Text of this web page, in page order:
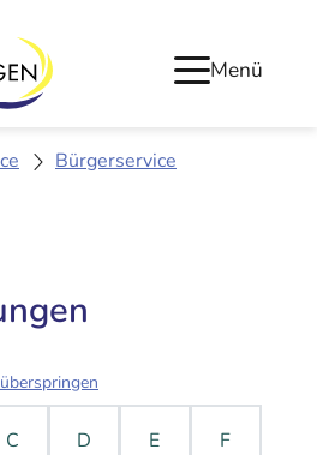
Menü
Bürgerservice
C D E F